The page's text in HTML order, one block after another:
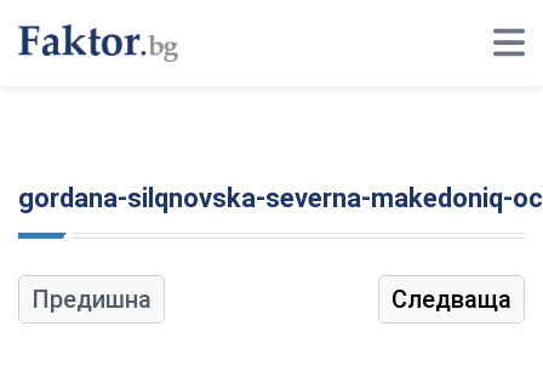
gordana-silqnovska-severna-makedoniq-
Предишна Следваща